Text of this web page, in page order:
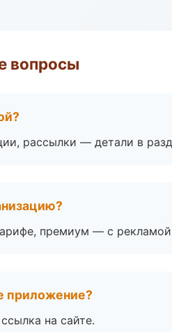
вопросы
рассылки — детали в
премиум — с
приложение?
на сайте.